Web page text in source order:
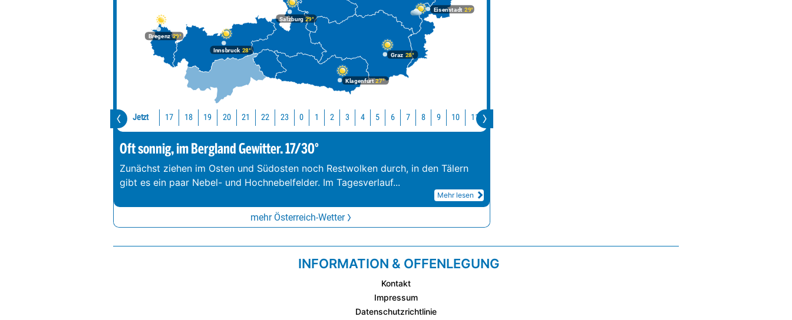
Bregenz29°
Graz 28°
Innsbruck28°
Klagenfurt27°
Salzburg29°
Eisenstadt 29°
Jetzt 17 18 19 20 21 22 23 0 1 2 3 4 5 6 7 8 9 10 11
Oft sonnig, im Bergland Gewitter. 17/30°
Zunächst ziehen im Osten und Südosten noch Restwolken durch, in den Tälern
gibt es ein paar Nebel- und Hochnebelfelder. Im Tagesverlauf...
Mehr lesen
mehr Österreich-Wetter
INFORMATION & OFFENLEGUNG
Kontakt
Impressum
Datenschutzrichtlinie